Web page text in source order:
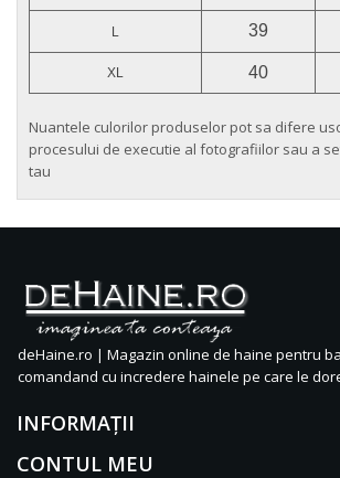
L 39
XL 40
Nuantele culorilor produselor pot sa difere
procesului de executie al fotografiilor sau a
tau
deHaine.ro | Magazin online de haine pentru
comandand cu incredere hainele pe care le
INFORMAŢII
CONTUL MEU